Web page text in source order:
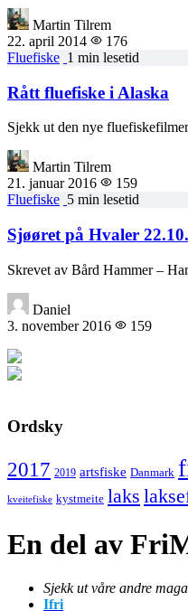
Martin Tilrem
22. april 2014
176
Fluefiske 1 min lesetid
Rått fluefiske i Alaska
Sjekk ut den nye
Martin Tilrem
21. januar 2016
159
Fluefiske 5 min lesetid
Sjøøret på Hvaler
Skrevet av Bård Hammer –
Daniel
3. november 2016
159
Ordsky
2017 2019 artsfiske Danmark
kveitefiske kystmeite laks
En del av
Sjekk ut våre andre
Ifri